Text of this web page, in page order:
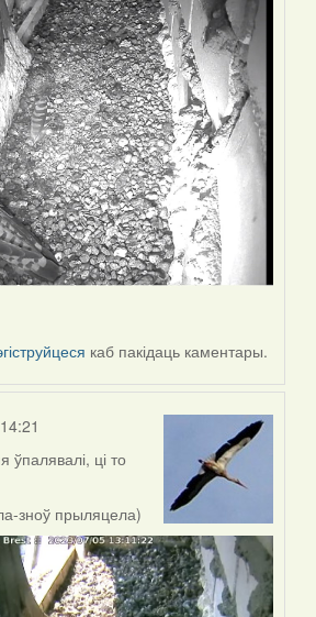
каб пакідаць каментары.
ўпалявалі, ці то
зноў прыляцела)